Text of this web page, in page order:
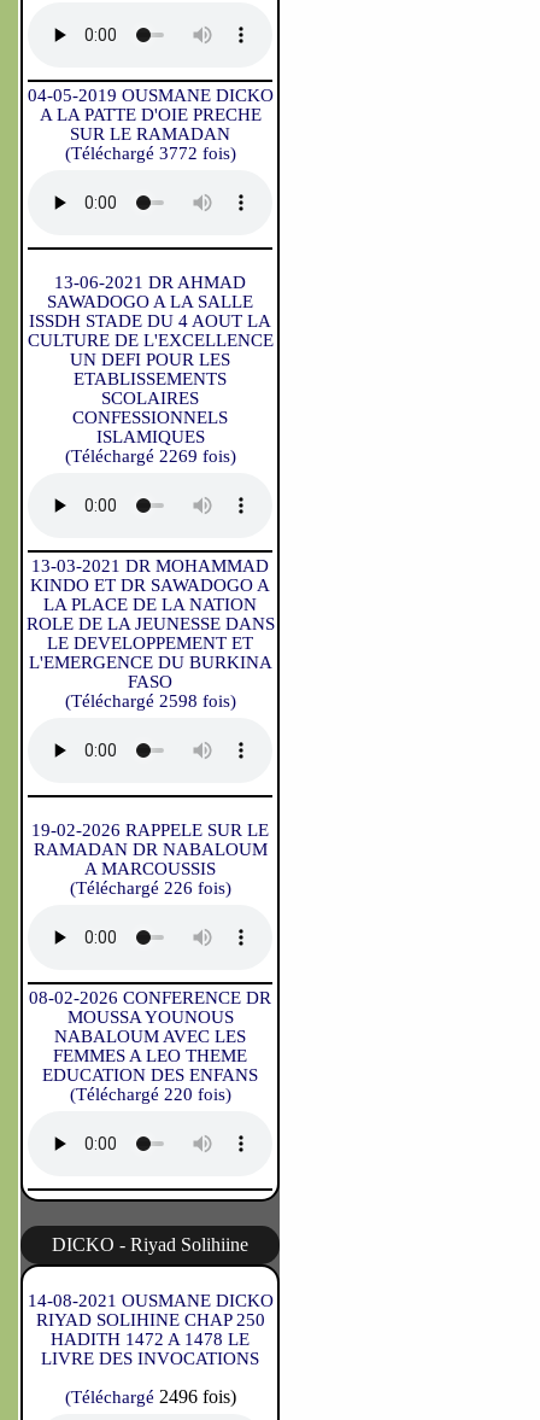
04-05-2019 OUSMANE DICKO
A LA PATTE D'OIE PRECHE
SUR LE RAMADAN
(Téléchargé 3772 fois)
13-06-2021 DR AHMAD
SAWADOGO A LA SALLE
ISSDH STADE DU 4 AOUT LA
CULTURE DE L'EXCELLENCE
UN DEFI POUR LES
ETABLISSEMENTS
SCOLAIRES
CONFESSIONNELS
ISLAMIQUES
(Téléchargé 2269 fois)
13-03-2021 DR MOHAMMAD
KINDO ET DR SAWADOGO A
LA PLACE DE LA NATION
ROLE DE LA JEUNESSE DANS
LE DEVELOPPEMENT ET
L'EMERGENCE DU BURKINA
FASO
(Téléchargé 2598 fois)
19-02-2026 RAPPELE SUR LE
RAMADAN DR NABALOUM
A MARCOUSSIS
(Téléchargé 226 fois)
08-02-2026 CONFERENCE DR
MOUSSA YOUNOUS
NABALOUM AVEC LES
FEMMES A LEO THEME
EDUCATION DES ENFANS
(Téléchargé 220 fois)
DICKO - Riyad Solihiine
14-08-2021 OUSMANE DICKO
RIYAD SOLIHINE CHAP 250
HADITH 1472 A 1478 LE
LIVRE DES INVOCATIONS
(Téléchargé 2496 fois)